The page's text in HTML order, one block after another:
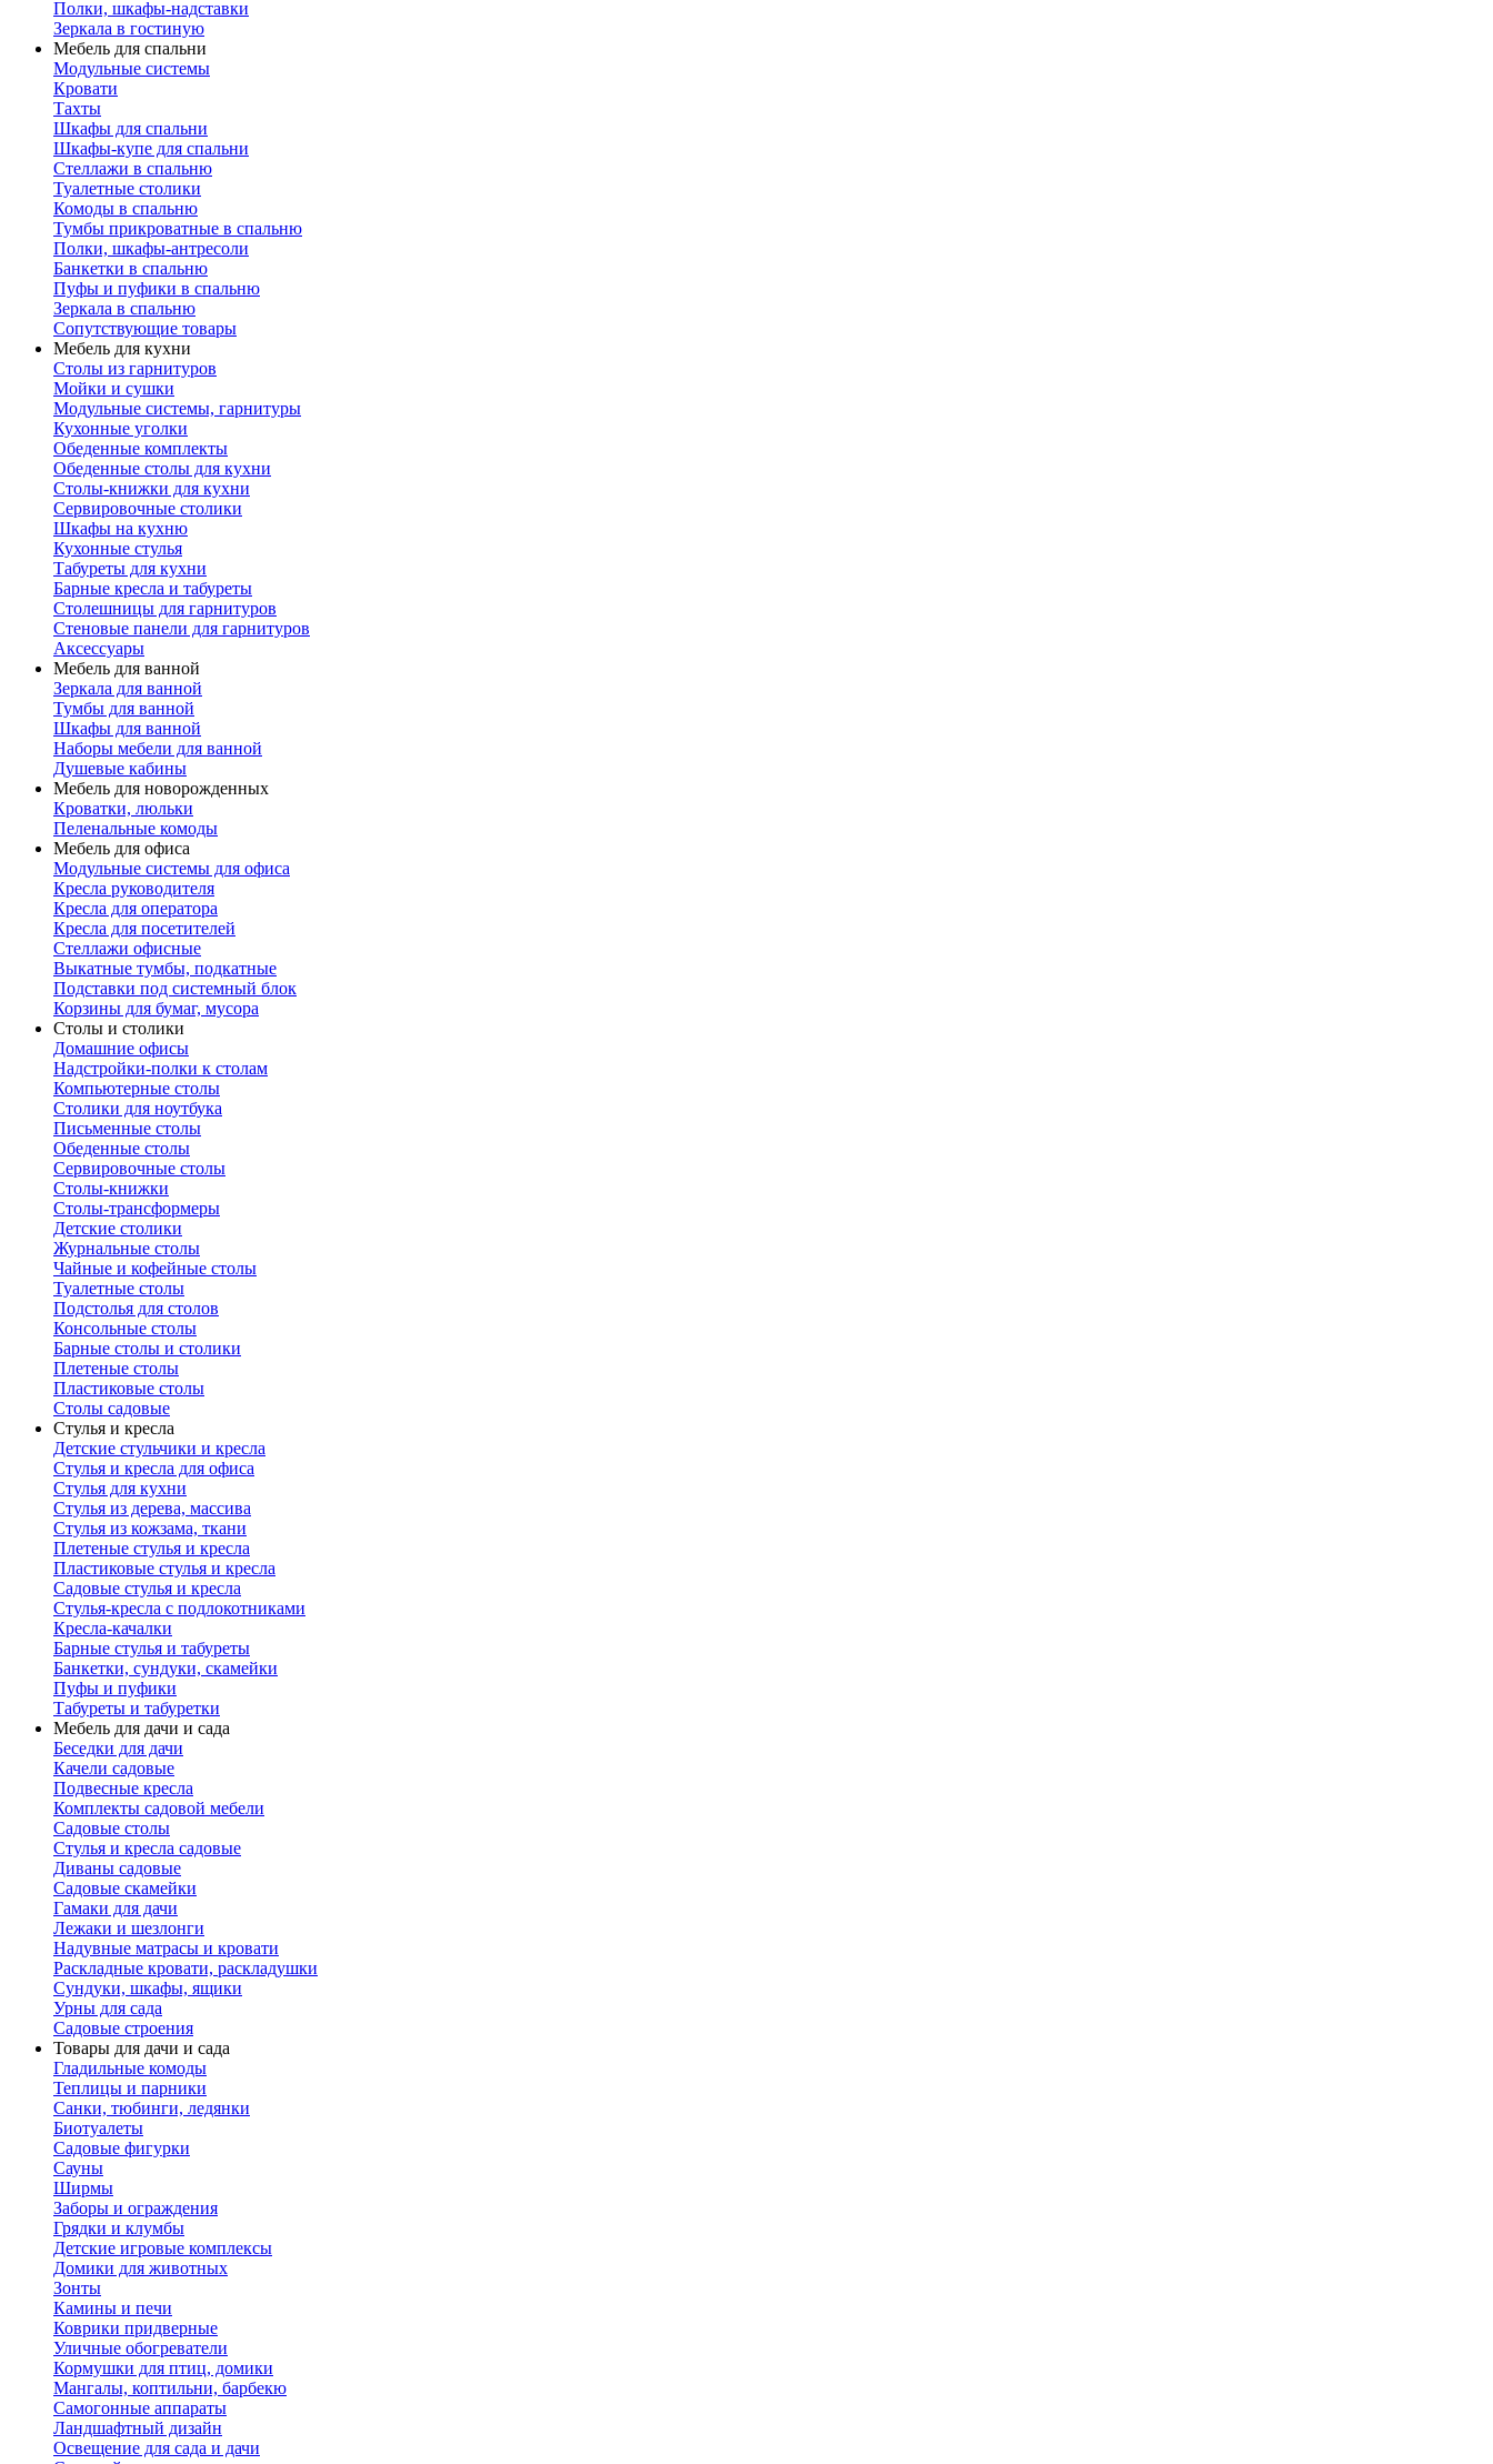
Полки, шкафы-надставки
Зеркала в гостиную
Мебель для спальни
Модульные системы
Кровати
Тахты
Шкафы для спальни
Шкафы-купе для спальни
Стеллажи в спальню
Туалетные столики
Комоды в спальню
Тумбы прикроватные в спальню
Полки, шкафы-антресоли
Банкетки в спальню
Пуфы и пуфики в спальню
Зеркала в спальню
Сопутствующие товары
Мебель для кухни
Столы из гарнитуров
Мойки и сушки
Модульные системы, гарнитуры
Кухонные уголки
Обеденные комплекты
Обеденные столы для кухни
Столы-книжки для кухни
Сервировочные столики
Шкафы на кухню
Кухонные стулья
Табуреты для кухни
Барные кресла и табуреты
Столешницы для гарнитуров
Стеновые панели для гарнитуров
Аксессуары
Мебель для ванной
Зеркала для ванной
Тумбы для ванной
Шкафы для ванной
Наборы мебели для ванной
Душевые кабины
Мебель для новорожденных
Кроватки, люльки
Пеленальные комоды
Мебель для офиса
Модульные системы для офиса
Кресла руководителя
Кресла для оператора
Кресла для посетителей
Стеллажи офисные
Выкатные тумбы, подкатные
Подставки под системный блок
Корзины для бумаг, мусора
Столы и столики
Домашние офисы
Надстройки-полки к столам
Компьютерные столы
Столики для ноутбука
Письменные столы
Обеденные столы
Сервировочные столы
Столы-книжки
Столы-трансформеры
Детские столики
Журнальные столы
Чайные и кофейные столы
Туалетные столы
Подстолья для столов
Консольные столы
Барные столы и столики
Плетеные столы
Пластиковые столы
Столы садовые
Стулья и кресла
Детские стульчики и кресла
Стулья и кресла для офиса
Стулья для кухни
Стулья из дерева, массива
Стулья из кожзама, ткани
Плетеные стулья и кресла
Пластиковые стулья и кресла
Садовые стулья и кресла
Стулья-кресла с подлокотниками
Кресла-качалки
Барные стулья и табуреты
Банкетки, сундуки, скамейки
Пуфы и пуфики
Табуреты и табуретки
Мебель для дачи и сада
Беседки для дачи
Качели садовые
Подвесные кресла
Комплекты садовой мебели
Садовые столы
Стулья и кресла садовые
Диваны садовые
Садовые скамейки
Гамаки для дачи
Лежаки и шезлонги
Надувные матрасы и кровати
Раскладные кровати, раскладушки
Сундуки, шкафы, ящики
Урны для сада
Садовые строения
Товары для дачи и сада
Гладильные комоды
Теплицы и парники
Санки, тюбинги, ледянки
Биотуалеты
Садовые фигурки
Сауны
Ширмы
Заборы и ограждения
Грядки и клумбы
Детские игровые комплексы
Домики для животных
Зонты
Камины и печи
Коврики придверные
Уличные обогреватели
Кормушки для птиц, домики
Мангалы, коптильни, барбекю
Самогонные аппараты
Ландшафтный дизайн
Освещение для сада и дачи